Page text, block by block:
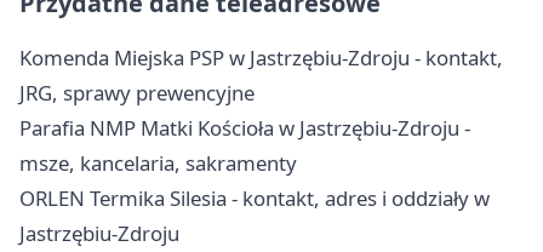
Komenda Miejska PSP w Jastrzębiu-Zdroju - kontakt,
JRG, sprawy prewencyjne
Parafia NMP Matki Kościoła w Jastrzębiu-Zdroju -
msze, kancelaria, sakramenty
ORLEN Termika Silesia - kontakt, adres i oddziały w
Jastrzębiu-Zdroju